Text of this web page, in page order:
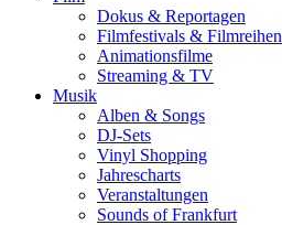
Dokus & Reportagen
Filmfestivals & Filmreihen
Animationsfilme
Streaming & TV
Musik
Alben & Songs
DJ-Sets
Vinyl Shopping
Jahrescharts
Veranstaltungen
Sounds of Frankfurt